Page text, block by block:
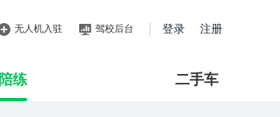
无人机入驻 驾校后台 登录 注册
陪练 二手车